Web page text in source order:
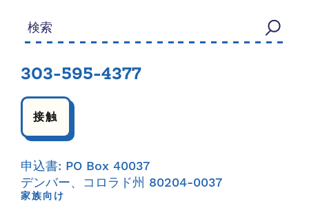
検索する：
303-595-4377
接触
申込書: PO Box 40037
デンバー、コロラド州 80204-0037
家族向け